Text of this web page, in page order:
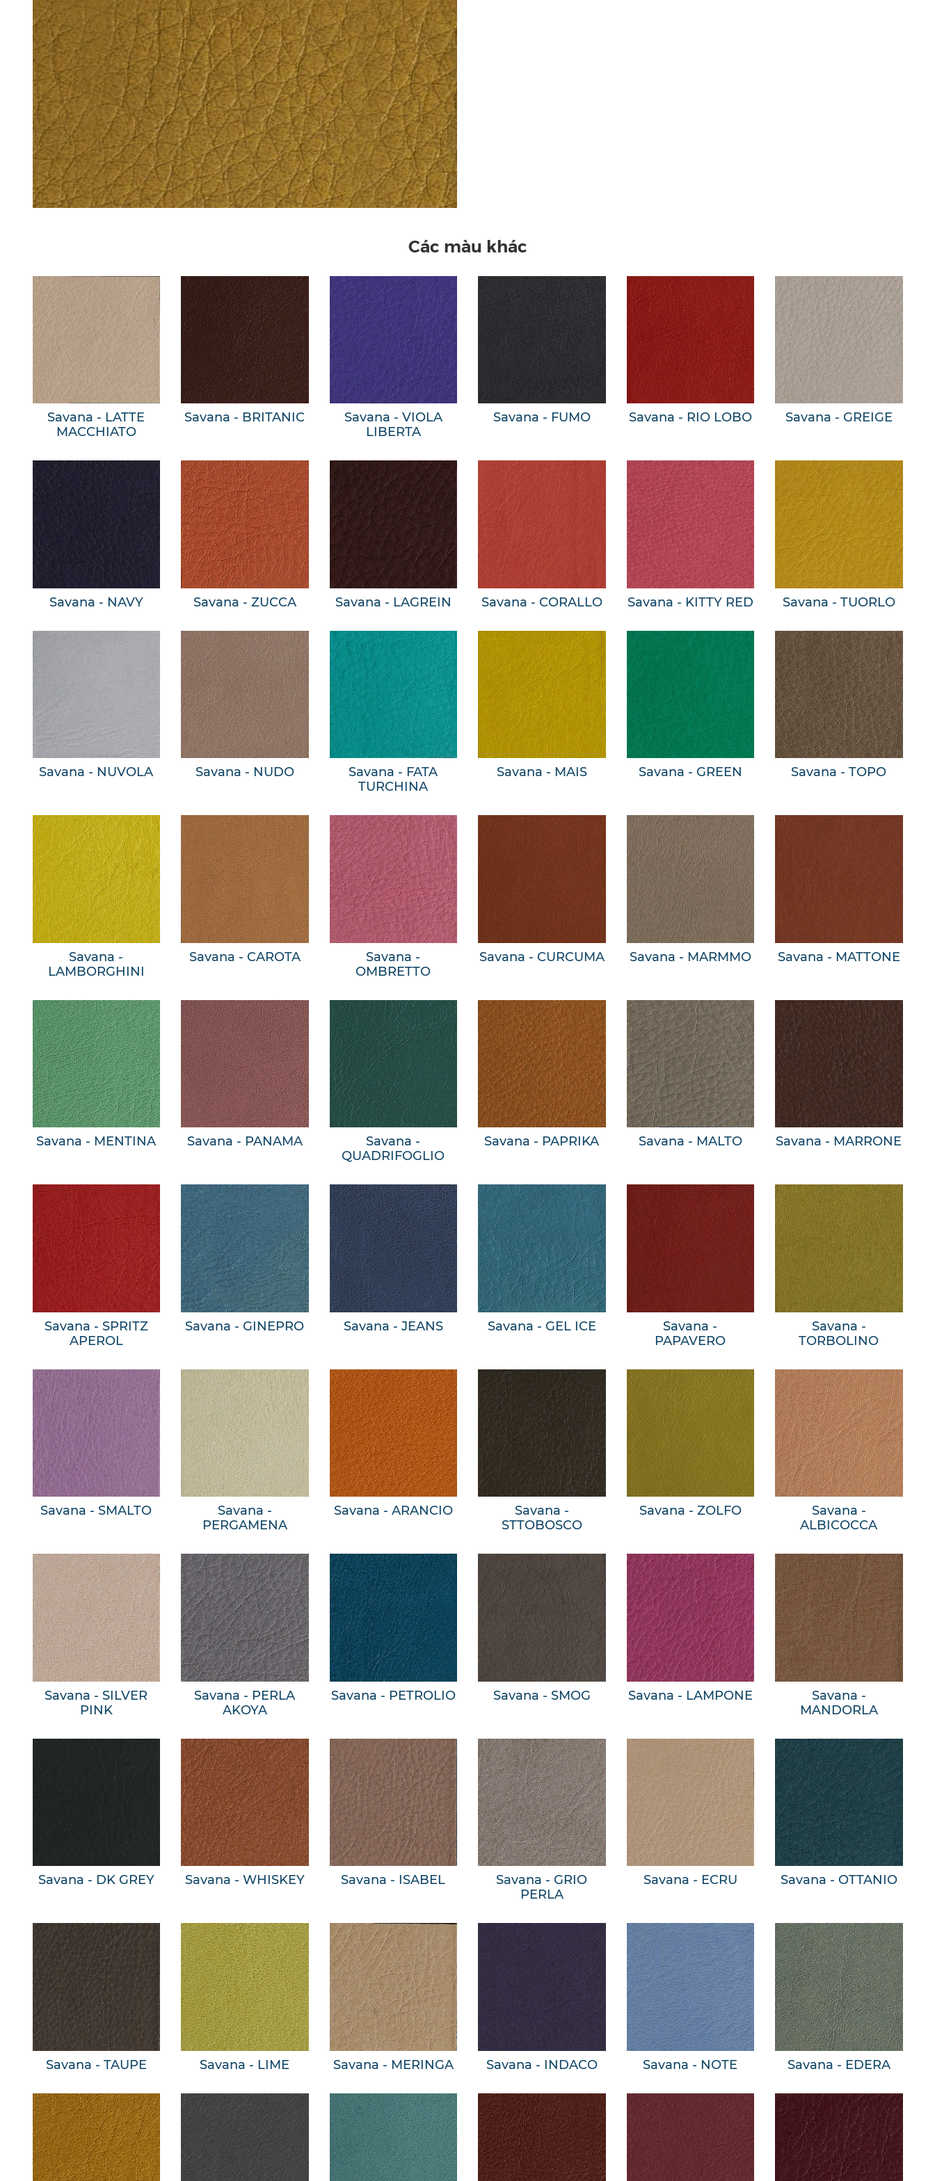
Các màu khác
Savana - LATTE
MACCHIATO
Savana - BRITANIC
Savana - VIOLA
LIBERTA
Savana - FUMO Savana - RIO LOBO Savana - GREIGE
Savana - NAVY Savana - ZUCCA Savana - LAGREIN Savana - CORALLO Savana - KITTY RED Savana - TUORLO
Savana - NUVOLA Savana - NUDO
Savana - FATA
TURCHINA
Savana - MAIS Savana - GREEN Savana - TOPO
Savana -
LAMBORGHINI
Savana - CAROTA
Savana -
OMBRETTO
Savana - CURCUMA Savana - MARMMO Savana - MATTONE
Savana - MENTINA Savana - PANAMA
Savana -
QUADRIFOGLIO
Savana - PAPRIKA Savana - MALTO Savana - MARRONE
Savana - SPRITZ
APEROL
Savana - GINEPRO Savana - JEANS Savana - GEL ICE
Savana -
PAPAVERO
Savana -
TORBOLINO
Savana - SMALTO
Savana -
PERGAMENA
Savana - ARANCIO
Savana -
STTOBOSCO
Savana - ZOLFO
Savana -
ALBICOCCA
Savana - SILVER
PINK
Savana - PERLA
AKOYA
Savana - PETROLIO Savana - SMOG Savana - LAMPONE
Savana -
MANDORLA
Savana - DK GREY Savana - WHISKEY Savana - ISABEL
Savana - GRIO
PERLA
Savana - ECRU Savana - OTTANIO
Savana - TAUPE Savana - LIME Savana - MERINGA Savana - INDACO Savana - NOTE Savana - EDERA